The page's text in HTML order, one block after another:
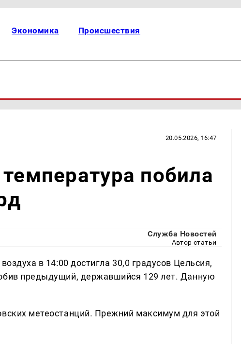
Экономика Происшествия
20.05.2026, 16:47
побила
Служба Новостей
Автор статьи
в 14:00 достигла 30,0 градусов Цельсия,
предыдущий, державшийся 129 лет. Данную
метеостанций. Прежний максимум для этой